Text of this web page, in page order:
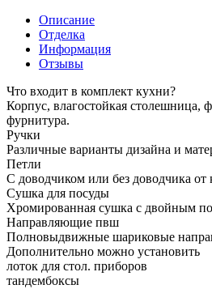
Описание
Отделка
Информация
Отзывы
Что входит в комплект кухни?
Корпус, влагостойкая столешница,
фурнитура.
Ручки
Различные варианты дизайна и
Петли
С доводчиком или без доводчика
Сушка для посуды
Хромированная сушка с двойным
Направляющие пвш
Полновыдвижные шариковые
Дополнительно можно установить
лоток для стол. приборов
тандембоксы